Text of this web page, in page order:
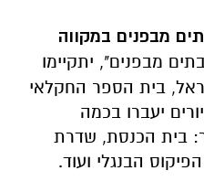
16-15.5, "בתים מבפנים במקווה
מבפנים", יתקיימו
בית הספר החקלאי
יעברו בכמה
בית הכנסת, שדרת
הבנגלי ועוד.